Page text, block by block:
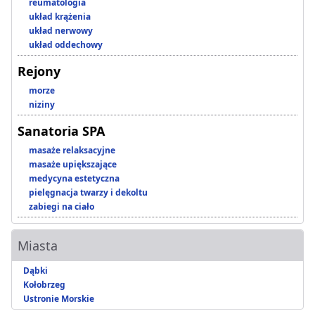
reumatologia
układ krążenia
układ nerwowy
układ oddechowy
Rejony
morze
niziny
Sanatoria SPA
masaże relaksacyjne
masaże upiększające
medycyna estetyczna
pielęgnacja twarzy i dekoltu
zabiegi na ciało
Miasta
Dąbki
Kołobrzeg
Ustronie Morskie